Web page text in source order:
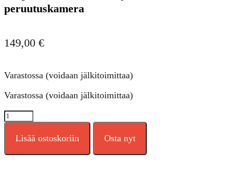
peruutuskamera
149,00 €
Varastossa (voidaan jälkitoimittaa)
Varastossa (voidaan jälkitoimittaa)
Ampire
MB
Vito
jarruvalo-
Lisää ostoskoriin Osta nyt